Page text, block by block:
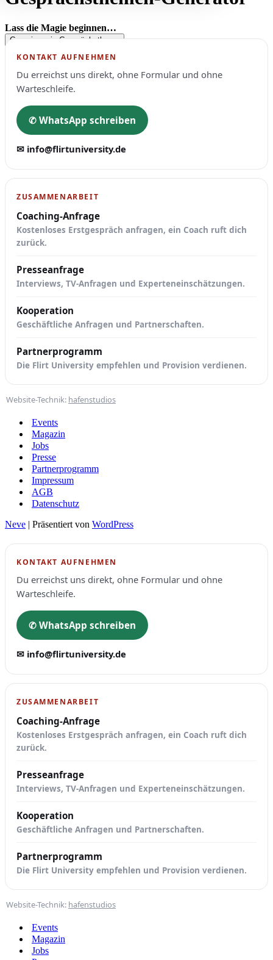
Lass die Magie beginnen…
Generiere ein Gesprächsthema
KONTAKT AUFNEHMEN
Du erreichst uns direkt, ohne Formular und ohne
Warteschleife.
✆ WhatsApp schreiben
✉ info@flirtuniversity.de
ZUSAMMENARBEIT
Coaching-Anfrage
Kostenloses Erstgespräch anfragen, ein Coach ruft dich
zurück.
Presseanfrage
Interviews, TV-Anfragen und Experteneinschätzungen.
Kooperation
Geschäftliche Anfragen und Partnerschaften.
Partnerprogramm
Die Flirt University empfehlen und Provision verdienen.
Website-Technik: hafenstudios
Events
Magazin
Jobs
Presse
Partnerprogramm
Impressum
AGB
Datenschutz
Neve | Präsentiert von WordPress
KONTAKT AUFNEHMEN
Du erreichst uns direkt, ohne Formular und ohne
Warteschleife.
✆ WhatsApp schreiben
✉ info@flirtuniversity.de
ZUSAMMENARBEIT
Coaching-Anfrage
Kostenloses Erstgespräch anfragen, ein Coach ruft dich
zurück.
Presseanfrage
Interviews, TV-Anfragen und Experteneinschätzungen.
Kooperation
Geschäftliche Anfragen und Partnerschaften.
Partnerprogramm
Die Flirt University empfehlen und Provision verdienen.
Website-Technik: hafenstudios
Events
Magazin
Jobs